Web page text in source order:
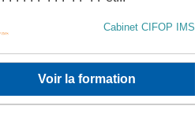
Cabinet CIFOP IMS
Voir la formation